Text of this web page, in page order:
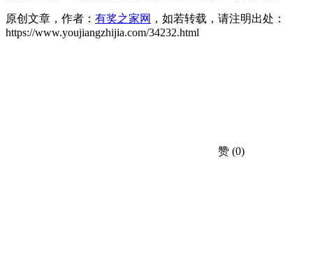
原创文章，作者： 有奖之家网 ，如若转载，请注明出处：
https://www.youjiangzhijia.com/34232.html
赞 (0)